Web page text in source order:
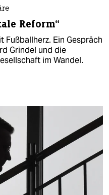
Reform“
Fußballherz. Ein Gespräch
Grindel und die
im Wandel.